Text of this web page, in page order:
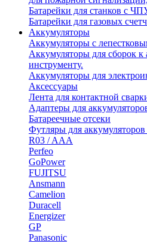
Батарейки для станков с
Батарейки для газовых
Аккумуляторы
Аккумуляторы с
Аккумуляторы для сборок к
инструменту.
Аккумуляторы для
Аксессуары
Лента для контактной
Адаптеры для
Батареечные отсеки
Футляры для аккумуляторов
R03 / AAA
Perfeo
GoPower
FUJITSU
Ansmann
Camelion
Duracell
Energizer
GP
Panasonic